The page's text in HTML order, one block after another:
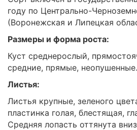
году по Центрально-
(Воронежская и Липецкая
Размеры и форма роста:
Куст среднерослый,
средние, прямые, неопушенные.
Листья:
Листья крупные, зеленого
пластинка голая, блестящая,
Средняя лопасть оттянута